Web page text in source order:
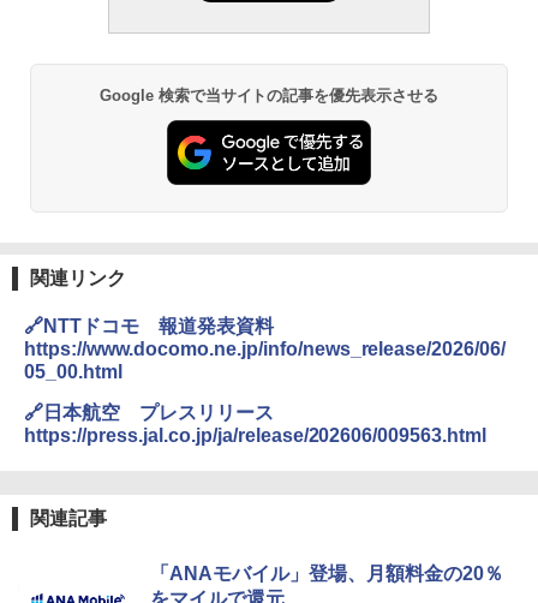
Google 検索で当サイトの記事を優先表示させる
関連リンク
🔗NTTドコモ 報道発表資料
https://www.docomo.ne.jp/info/news_release/2026/06/
05_00.html
🔗日本航空 プレスリリース
https://press.jal.co.jp/ja/release/202606/009563.html
関連記事
「ANAモバイル」登場、月額料金の20％
をマイルで還元